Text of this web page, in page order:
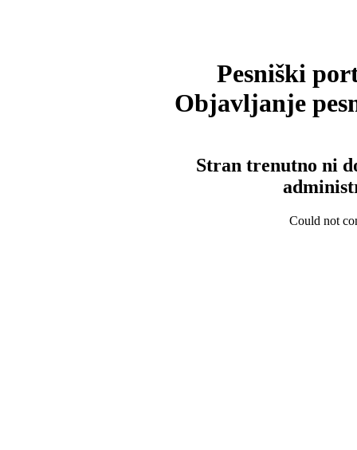
Pesniški
Objavljanje
Stran trenutno ni
Could not